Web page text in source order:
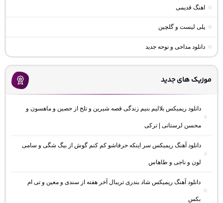
اهنگ قدیمی
پلی لیست و گلچین
دانلود مداحی و نوحه جدید
موزیک های جدید
دانلود ریمیکس بلالیم بنیم زندگی قصه شیرین و تلخ از حصین و ماهسون و
محسن لرستانی | ترکی
دانلود آهنگ ریمیکس سر اینکه حرفاشو کم کنم گوش از بیگ شگی و سامی
لون و ناجی و طاهاس
دانلود آهنگ ریمیکس شاد بندری تریبال آخر هفته از سندی و معین و تی ام
بکس